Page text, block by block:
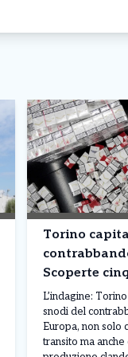
Torino
Scoperte
clandestine:
pacchetti
L’indagine:
snodi del
Europa, non solo
transito ma